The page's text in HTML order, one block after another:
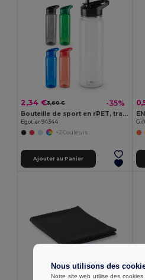
2,34 €3,60 € -35%
Bouteille de sport en rPET, translucide, finition brillante 750 mL
Egotier 94344
+2 Couleurs
Ajouter au Panier
Nous utilisons des
Notre site web utilise des